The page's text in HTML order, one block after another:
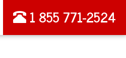
1 855 771-2524